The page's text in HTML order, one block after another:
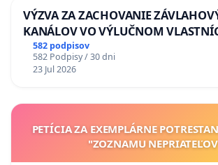
VÝZVA ZA ZACHOVANIE
KANÁLOV VO VÝLUČNOM
KONTROLOU SLOVENSKEJ
na riešenie zanedbaného stavu
odvodňovacích kanálov na
582 podpisov
582 Podpisy / 30 dni
23 Jul 2026
PETÍCIA ZA EXEMPLÁRNE
"ZOZNAMU